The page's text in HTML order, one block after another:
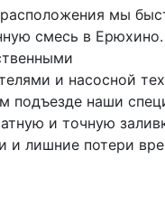
мы
смесь в
и насосной
подъезде наши
и точную
и лишние потери